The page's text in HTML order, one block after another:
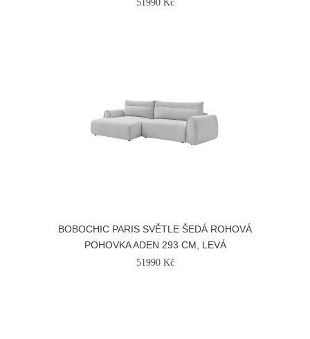
BOBOCHIC PARIS SVĚTLE ŠEDÁ ROHOVÁ
POHOVKA ADEN 293 CM, LEVÁ
51990 Kč